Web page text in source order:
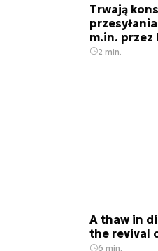
Trwają
m.in. przez
2 min.
A thaw in
the revival
6 min.